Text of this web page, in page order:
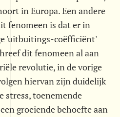
in Europa. Een andere
fenomeen is dat er in
'uitbuitings-coëfficiënt'
dit fenomeen al aan
revolutie, in de vorige
hiervan zijn duidelijk
stress, toenemende
groeiende behoefte aan